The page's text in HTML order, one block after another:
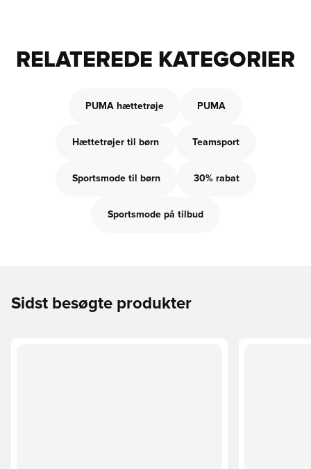
RELATEREDE KATEGORIER
PUMA hættetrøje PUMA
Hættetrøjer til børn Teamsport
Sportsmode til børn 30% rabat
Sportsmode på tilbud
Sidst besøgte produkter